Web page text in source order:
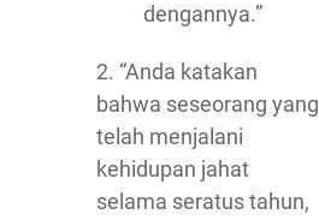
dengannya.”
2. “Anda katakan
bahwa seseorang yang
telah menjalani
kehidupan jahat
selama seratus tahun,